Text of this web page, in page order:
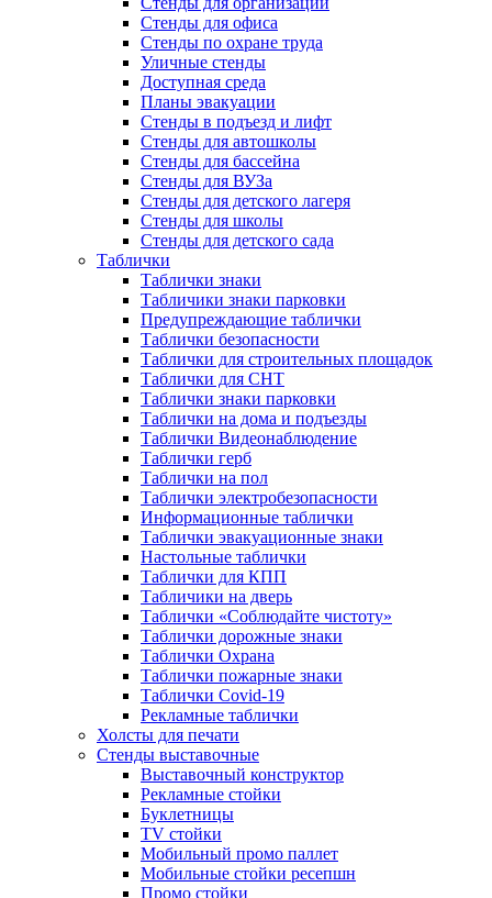
Стенды для офиса
Стенды по охране труда
Уличные стенды
Доступная среда
Планы эвакуации
Стенды в подъезд и лифт
Стенды для автошколы
Стенды для бассейна
Стенды для ВУЗа
Стенды для детского лагеря
Стенды для школы
Стенды для детского сада
Таблички
Таблички знаки
Табличики знаки парковки
Предупреждающие таблички
Таблички безопасности
Таблички для строительных площадок
Таблички для СНТ
Таблички знаки парковки
Таблички на дома и подъезды
Таблички Видеонаблюдение
Таблички герб
Таблички на пол
Таблички электробезопасности
Информационные таблички
Таблички эвакуационные знаки
Настольные таблички
Таблички для КПП
Табличики на дверь
Таблички «Соблюдайте чистоту»
Таблички дорожные знаки
Таблички Охрана
Таблички пожарные знаки
Таблички Covid-19
Рекламные таблички
Холсты для печати
Стенды выставочные
Выставочный конструктор
Рекламные стойки
Буклетницы
TV стойки
Мобильный промо паллет
Мобильные стойки ресепшн
Промо стойки